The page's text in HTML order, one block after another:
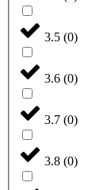
3.5 (0)
3.6 (0)
3.7 (0)
3.8 (0)